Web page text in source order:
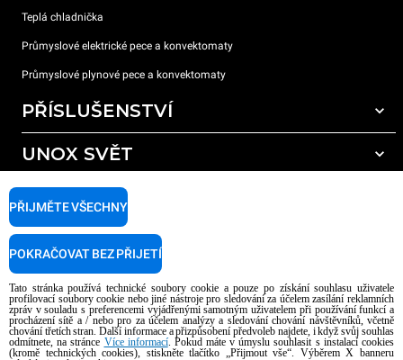
Teplá chladnička
Průmyslové elektrické pece a konvektomaty
Průmyslové plynové pece a konvektomaty
PŘÍSLUŠENSTVÍ
Všechna příslušenství
Čisticí prostředky pro ruční mytí
Úprava vody pryskyřičnými filtry
Úprava vody reverzní osmózou
UNOX SVĚT
Naše pobočky po celém světě
PODPORA
Najděte Servisní Střediska
Copyright 2026 UNOX S.p.A. Všechna práva vyhrazena. Reg. Imp. Padova n °
04230750285 - REA Padova 372835 - Cap. Soc. 5.000.000 € iv - P.IVA / CF
AI Content Disclaimer Privacy policy Cookie policy
Tato stránka používá technické soubory cookie a pouze po získání souhlasu uživatele
profilovací soubory cookie nebo jiné nástroje pro sledování za účelem zasílání reklamních
zpráv v souladu s preferencemi vyjádřenými samotným uživatelem při používání funkcí a
procházení sítě a / nebo pro za účelem analýzy a sledování chování návštěvníků, včetně
chování třetích stran. Další informace a přizpůsobení předvoleb najdete, i když svůj souhlas
odmítnete, na stránce Více informací. Pokud máte v úmyslu souhlasit s instalací cookies
(kromě technických cookies), stiskněte tlačítko „Přijmout vše“. Výběrem X banneru
PŘIJMĚTE VŠECHNY
POKRAČOVAT BEZ PŘIJETÍ